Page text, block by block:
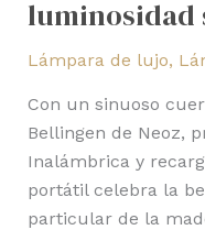
luminosidad
Lámpara de lujo,
Con un sinuoso
Bellingen de Neoz,
Inalámbrica y
portátil celebra la
particular de la